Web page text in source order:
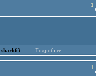
1
shark63 Подробнее...
1